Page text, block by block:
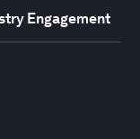
Engagement